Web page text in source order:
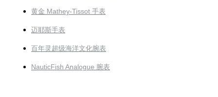
黄金 Mathey-Tissot 手表
迈耶斯手表
百年灵超级海洋文化腕表
NauticFish Analogue 腕表